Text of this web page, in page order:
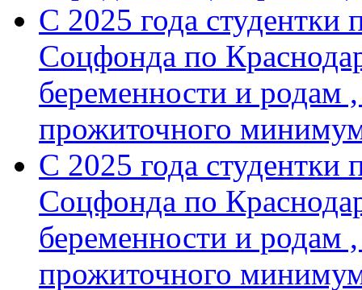
С 2025 года студентки
Соцфонда по
беременности и родам
прожиточного
С 2025 года студентки
Соцфонда по
беременности и родам
прожиточного